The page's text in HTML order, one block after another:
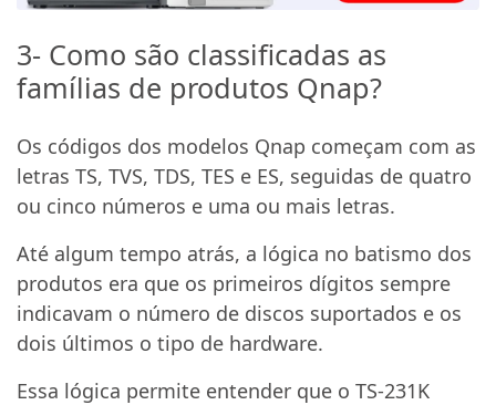
3- Como são classificadas as
famílias de produtos Qnap?
Os códigos dos modelos Qnap começam com as
letras TS, TVS, TDS, TES e ES, seguidas de quatro
ou cinco números e uma ou mais letras.
Até algum tempo atrás, a lógica no batismo dos
produtos era que os primeiros dígitos sempre
indicavam o número de discos suportados e os
dois últimos o tipo de hardware.
Essa lógica permite entender que o TS-231K